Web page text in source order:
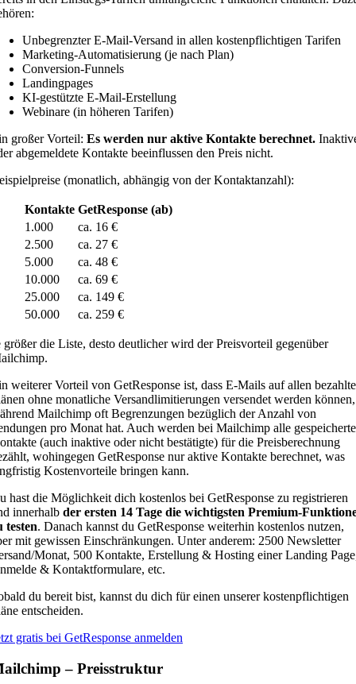
Unbegrenzter E-Mail-Versand in allen kostenpflichtigen Tarifen
Marketing-Automatisierung (je nach Plan)
Conversion-Funnels
Landingpages
KI-gestützte E-Mail-Erstellung
Webinare (in höheren Tarifen)
großer Vorteil: Es werden nur aktive Kontakte berechnet.
abgemeldete Kontakte beeinflussen den Preis nicht.
(monatlich, abhängig von der Kontaktanzahl):
Kontakte GetResponse (ab)
1.000
ca. 16 €
2.500
ca. 27 €
5.000
ca. 48 €
10.000
ca. 69 €
25.000
ca. 149 €
50.000
ca. 259 €
größer die Liste, desto deutlicher wird der Preisvorteil gegenüber
weiterer Vorteil von GetResponse ist, dass E-Mails auf allen
ohne monatliche Versandlimitierungen versendet werden können,
Mailchimp oft Begrenzungen bezüglich der Anzahl von
pro Monat hat. Auch werden bei Mailchimp alle
(auch inaktive oder nicht bestätigte) für die Preisberechnung
wohingegen GetResponse nur aktive Kontakte berechnet, was
Kostenvorteile bringen kann.
hast die Möglichkeit dich kostenlos bei GetResponse zu registrieren
innerhalb der ersten 14 Tage die wichtigsten Premium-
testen. Danach kannst du GetResponse weiterhin kostenlos nutzen,
mit gewissen Einschränkungen. Unter anderem: 2500 Newsletter
Monat, 500 Kontakte, Erstellung & Hosting einer Landing
& Kontaktformulare, etc.
du bereit bist, kannst du dich für einen unserer kostenpflichtigen
entscheiden.
gratis bei GetResponse anmelden
– Preisstruktur